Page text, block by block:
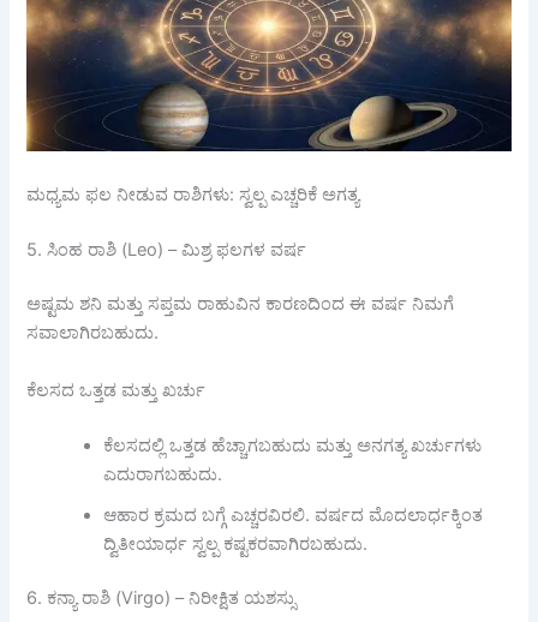
ಮಧ್ಯಮ ಫಲ ನೀಡುವ ರಾಶಿಗಳು: ಸ್ವಲ್ಪ ಎಚ್ಚರಿಕೆ ಅಗತ್ಯ
5. ಸಿಂಹ ರಾಶಿ (Leo) – ಮಿಶ್ರ ಫಲಗಳ ವರ್ಷ
ಅಷ್ಟಮ ಶನಿ ಮತ್ತು ಸಪ್ತಮ ರಾಹುವಿನ ಕಾರಣದಿಂದ ಈ ವರ್ಷ ನಿಮಗೆ
ಸವಾಲಾಗಿರಬಹುದು.
ಕೆಲಸದ ಒತ್ತಡ ಮತ್ತು ಖರ್ಚು
ಕೆಲಸದಲ್ಲಿ ಒತ್ತಡ ಹೆಚ್ಚಾಗಬಹುದು ಮತ್ತು ಅನಗತ್ಯ ಖರ್ಚುಗಳು
ಎದುರಾಗಬಹುದು.
ಆಹಾರ ಕ್ರಮದ ಬಗ್ಗೆ ಎಚ್ಚರವಿರಲಿ. ವರ್ಷದ ಮೊದಲಾರ್ಧಕ್ಕಿಂತ
ದ್ವಿತೀಯಾರ್ಧ ಸ್ವಲ್ಪ ಕಷ್ಟಕರವಾಗಿರಬಹುದು.
6. ಕನ್ಯಾ ರಾಶಿ (Virgo) – ನಿರೀಕ್ಷಿತ ಯಶಸ್ಸು